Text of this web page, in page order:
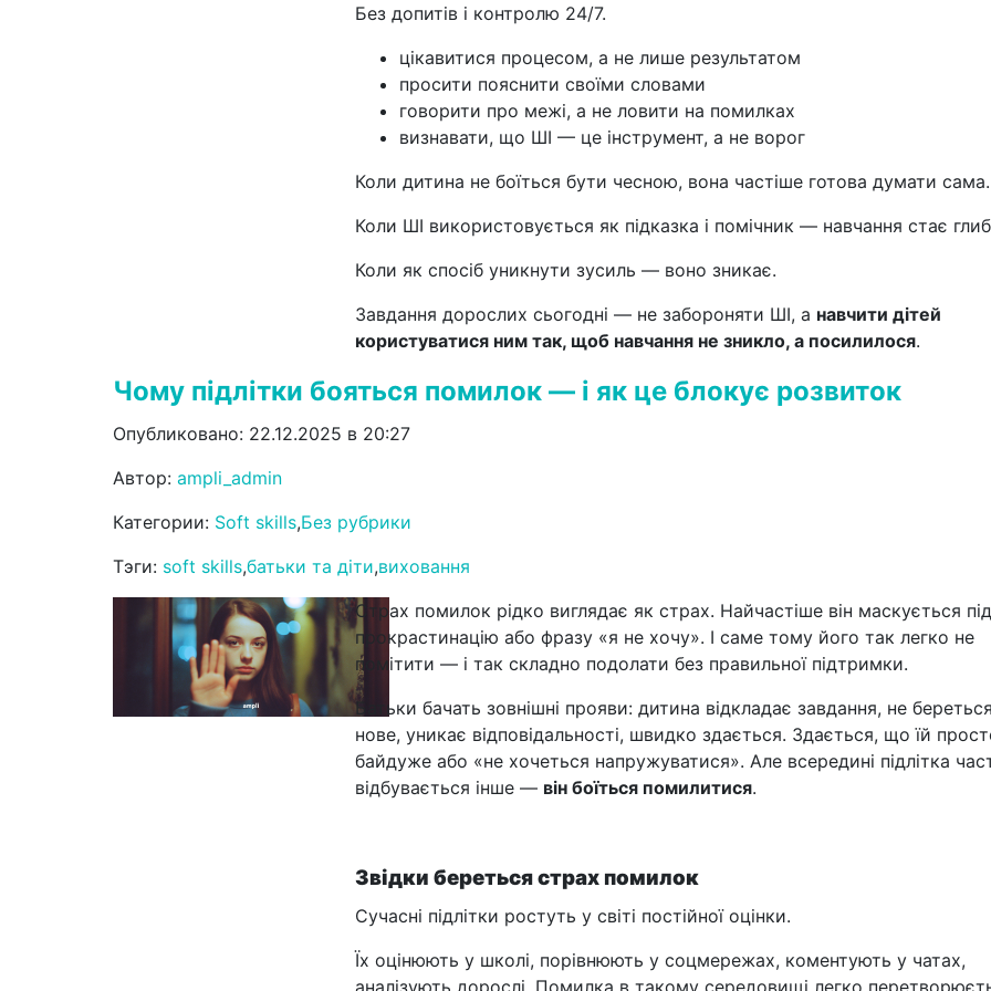
Без допитів і контролю 24/7.
цікавитися процесом, а не лише результатом
просити пояснити своїми словами
говорити про межі, а не ловити на помилках
визнавати, що ШІ — це інструмент, а не ворог
Коли дитина не боїться бути чесною, вона частіше готова думати сама.
Коли ШІ використовується як підказка і помічник — навчання стає
Коли як спосіб уникнути зусиль — воно зникає.
Завдання дорослих сьогодні — не забороняти ШІ, а навчити дітей
користуватися ним так, щоб навчання не зникло, а посилилося.
Чому підлітки бояться помилок — і як це блокує розвиток
Опубликовано: 22.12.2025 в 20:27
Автор: ampli_admin
Категории: Soft skills,Без рубрики
Тэги: soft skills,батьки та діти,виховання
Страх помилок рідко виглядає як страх. Найчастіше він маскується під
прокрастинацію або фразу «я не хочу». І саме тому його так легко не
помітити — і так складно подолати без правильної підтримки.
Батьки бачать зовнішні прояви: дитина відкладає завдання, не
нове, уникає відповідальності, швидко здається. Здається, що їй
байдуже або «не хочеться напружуватися». Але всередині підлітка
відбувається інше — він боїться помилитися.
Звідки береться страх помилок
Сучасні підлітки ростуть у світі постійної оцінки.
Їх оцінюють у школі, порівнюють у соцмережах, коментують у чатах,
аналізують дорослі. Помилка в такому середовищі легко